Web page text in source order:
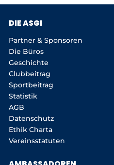
DIE ASGI
Partner & Sponsoren
Die Büros
Geschichte
Clubbeitrag
Sportbeitrag
Statistik
AGB
Datenschutz
Ethik Charta
Vereinsstatuten